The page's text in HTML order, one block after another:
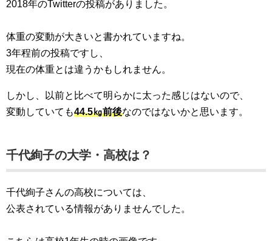
2018年のTwitterの投稿がありました。
体重の変動が大きいと書かれていますね。
3年程前の投稿ですし、
現在の体重とは違うかもしれません。
しかし、以前と比べて明らかに太った感じはないので、
変動していても44.5㎏前後なのではないかと思います。
千代絢子の大学・高校は？
千代絢子さんの高校については、
公表されている情報がありませんでした。